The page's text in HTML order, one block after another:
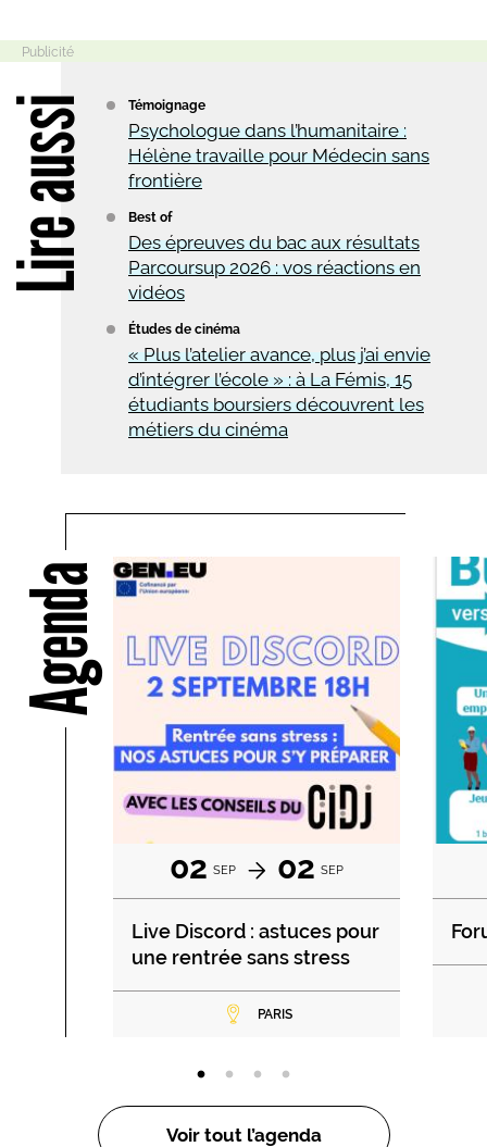
Témoignage
Psychologue dans l’humanitaire :
Hélène travaille pour Médecin sans
frontière
Best of
Des épreuves du bac aux résultats
Parcoursup 2026 : vos réactions en
vidéos
Études de cinéma
« Plus l’atelier avance, plus j’ai envie
d’intégrer l’école » : à La Fémis, 15
étudiants boursiers découvrent les
métiers du cinéma
Agenda
02 SEP 02 SEP
Live Discord : astuces pour
une rentrée sans stress
PARIS
Voir tout l’agenda